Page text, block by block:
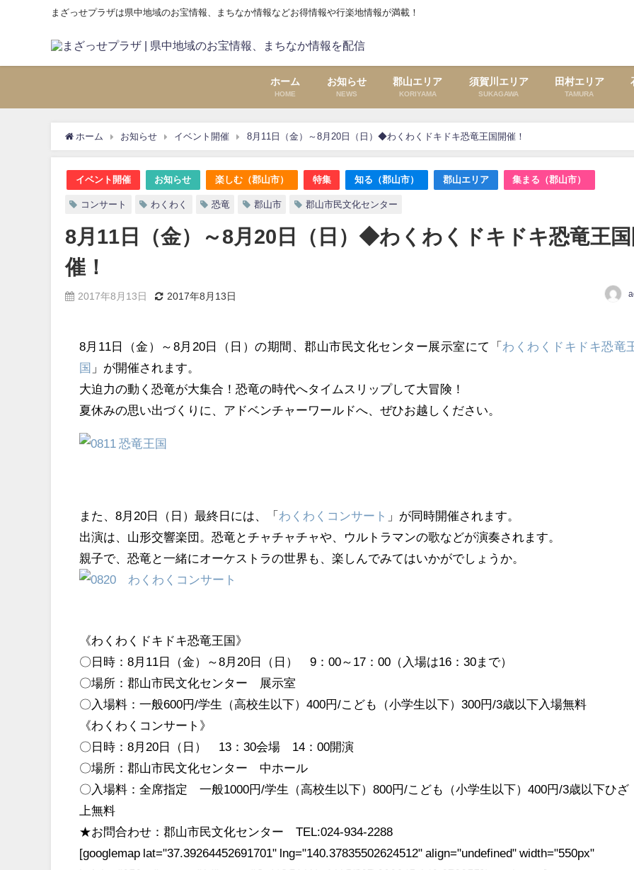
まざっせプラザは県中地域のお宝情報、まちなか情報などお得情報や行楽地情報が満載！
ホーム
HOME
お知らせ
NEWS
郡山エリア
KORIYAMA
須賀川エリア
SUKAGAWA
田村エリア
TAMURA
ホーム お知らせ イベント開催 8月11日（金）～8月20日（日）◆わくわくドキドキ恐竜王国開催！
イベント開催 お知らせ 楽しむ（郡山市） 特集 知る（郡山市） 郡山エリア 集まる（郡山市）
コンサート わくわく 恐竜 郡山市 郡山市民文化センター
8月11日（金）～8月20日（日）◆わくわくドキドキ恐竜王
催！
2017年8月13日 2017年8月13日
8月11日（金）～8月20日（日）の期間、郡山市民文化センター展示室にて「 わくわくドキドキ恐竜
国 」が開催されます。
大迫力の動く恐竜が大集合！恐竜の時代へタイムスリップして大冒険！
夏休みの思い出づくりに、アドベンチャーワールドへ、ぜひお越しください。
また、8月20日（日）最終日には、「 わくわくコンサート 」が同時開催されます。
出演は、山形交響楽団。恐竜とチャチャチャや、ウルトラマンの歌などが演奏されます。
親子で、恐竜と一緒にオーケストラの世界も、楽しんでみてはいかがでしょうか。
《わくわくドキドキ恐竜王国》
〇日時：8月11日（金）～8月20日（日） 9：00～17：00（入場は16：30まで）
〇場所：郡山市民文化センター 展示室
〇入場料：一般600円/学生（高校生以下）400円/こども（小学生以下）300円/3歳以下入場無料
《わくわくコンサート》
〇日時：8月20日（日） 13：30会場 14：00開演
〇場所：郡山市民文化センター 中ホール
〇入場料：全席指定 一般1000円/学生（高校生以下）800円/こども（小学生以下）400円/3歳以下ひざ
上無料
★お問合わせ：郡山市民文化センター TEL:024-934-2288
[googlemap lat="37.39264452691701" lng="140.37835502624512" align="undefined" width="550px"